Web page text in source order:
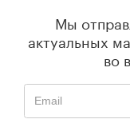
Мы
актуальных
во